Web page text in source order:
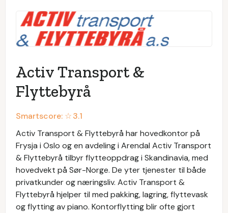
Activ Transport &
Flyttebyrå
Smartscore: ☆3.1
Activ Transport & Flyttebyrå har hovedkontor på
Frysja i Oslo og en avdeling i Arendal Activ Transport
& Flyttebyrå tilbyr flytteoppdrag i Skandinavia, med
hovedvekt på Sør-Norge. De yter tjenester til både
privatkunder og næringsliv. Activ Transport &
Flyttebyrå hjelper til med pakking, lagring, flyttevask
og flytting av piano. Kontorflytting blir ofte gjort